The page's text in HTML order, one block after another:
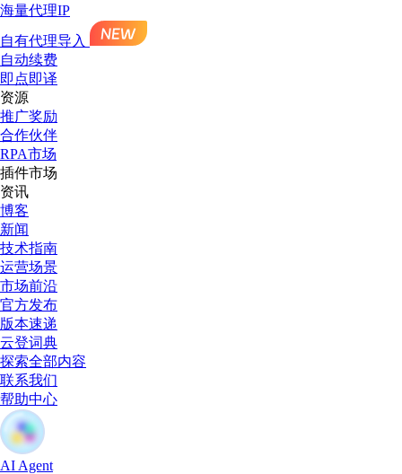
海量代理IP
自有代理导入
自动续费
即点即译
资源
推广奖励
合作伙伴
RPA市场
插件市场
资讯
博客
新闻
技术指南
运营场景
市场前沿
官方发布
版本速递
云登词典
探索全部内容
联系我们
帮助中心
AI Agent